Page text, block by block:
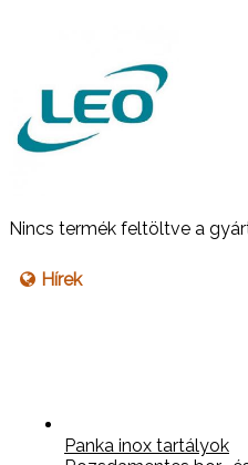
Nincs termék feltöltve a
Hírek
Panka inox tartályok